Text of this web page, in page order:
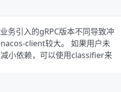
务引入的gRPC版本不同导致冲
client较大。 如果用户未
小依赖，可以使用classifier来